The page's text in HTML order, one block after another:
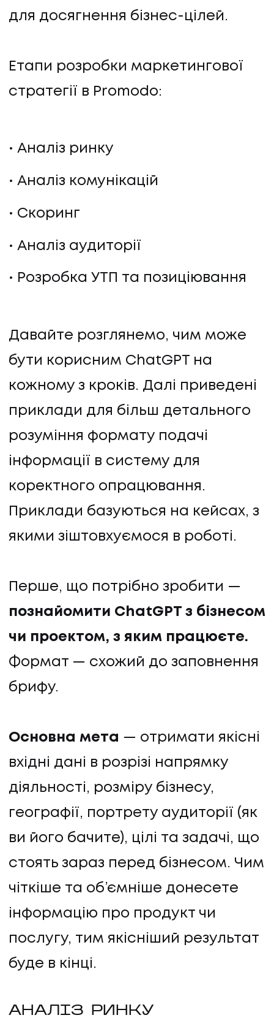
для досягнення бізнес-цілей.
Етапи розробки маркетингової
стратегії в Promodo:
Аналіз ринку
Аналіз комунікацій
Скоринг
Аналіз аудиторії
Розробка УТП та позиціювання
Давайте розглянемо, чим може
бути корисним ChatGPT на
кожному з кроків. Далі приведені
приклади для більш детального
розуміння формату подачі
інформації в систему для
коректного опрацювання.
Приклади базуються на кейсах, з
якими зіштовхуємося в роботі.
Перше, що потрібно зробити —
познайомити ChatGPT з бізнесом
чи проектом, з яким працюєте.
Формат — схожий до заповнення
брифу.
Основна мета — отримати якісні
вхідні дані в розрізі напрямку
діяльності, розміру бізнесу,
географії, портрету аудиторії (як
ви його бачите), цілі та задачі, що
стоять зараз перед бізнесом. Чим
чіткіше та об’ємніше донесете
інформацію про продукт чи
послугу, тим якісніший результат
буде в кінці.
АНАЛІЗ РИНКУ
КАР'ЄРА
КАР'ЄРА
БЛОГ
КЛІЄНТИ
КЛІЄНТИ
КОНТАКТИ
ПРО НАС